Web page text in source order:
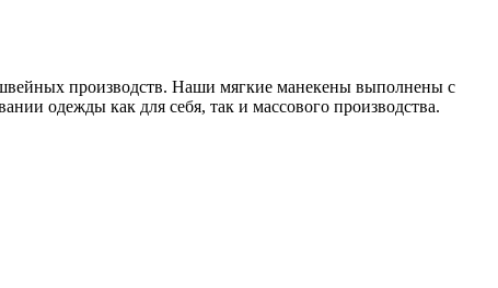
производств. Наши мягкие манекены выполнены с
одежды как для себя, так и массового производства.